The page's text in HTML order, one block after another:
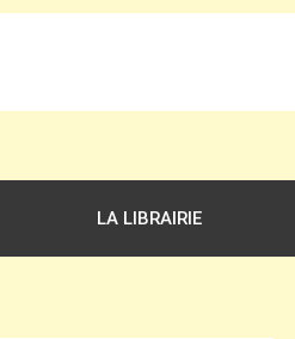
LA LIBRAIRIE